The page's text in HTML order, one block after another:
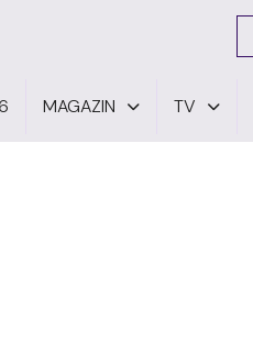
MAGAZIN TV